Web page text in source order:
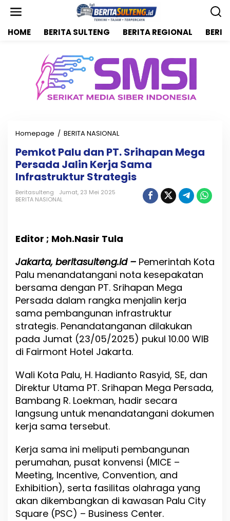
HOME BERITA SULTENG BERITA REGIONAL
Homepage / BERITA NASIONALP
m
k
o
t
a
P
.
S
r
i
h
a
p
a
n
e
g
a
P
e
a
d
a
J
a
n
Pemkot Palu dan PT. Srihapan Mega
Persada Jalin Kerja Sama
Infrastruktur Strategis
Beritasulteng
Jumat, 23 Mei 2025
BERITA NASIONAL
Editor ; Moh.Nasir Tula
Jakarta, beritasulteng.id – Pemerintah Kota
Palu menandatangani nota kesepakatan
bersama dengan PT. Srihapan Mega
Persada dalam rangka menjalin kerja
sama pembangunan infrastruktur
strategis. Penandatanganan dilakukan
pada Jumat (23/05/2025) pukul 10.00 WIB
di Fairmont Hotel Jakarta.
Wali Kota Palu, H. Hadianto Rasyid, SE, dan
Direktur Utama PT. Srihapan Mega Persada,
Bambang R. Loekman, hadir secara
langsung untuk menandatangani dokumen
kerja sama tersebut.
Kerja sama ini meliputi pembangunan
perumahan, pusat konvensi (MICE –
Meeting, Incentive, Convention, and
Exhibition), serta fasilitas olahraga yang
akan dikembangkan di kawasan Palu City
Square (PSC) – Business Center.